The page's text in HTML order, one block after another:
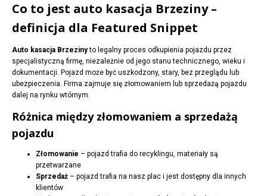
Co to jest auto kasacja Brzeziny –
definicja dla Featured Snippet
Auto kasacja Brzezinyto legalny proces odkupienia pojazdu przez
specjalistyczną firmę, niezależnie od jego stanu technicznego, wieku i
dokumentacji. Pojazd może być uszkodzony, stary, bez przeglądu lub
ubezpieczenia. Firma zajmuje się złomowaniem lub sprzedażą pojazdu
dalej na rynku wtórnym.
Różnica między złomowaniem a sprzedażą
pojazdu
Złomowanie – pojazd trafia do recyklingu, materiały są
przetwarzane
Sprzedaż – pojazd trafia na nasz plac i jest dostępny dla innych
klientów